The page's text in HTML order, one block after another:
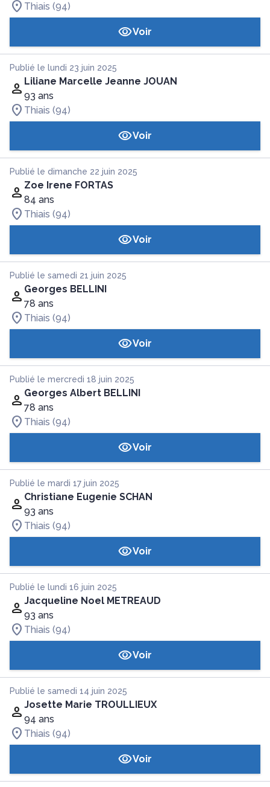
Thiais (94)
Voir
Publié le lundi 23 juin 2025
Liliane Marcelle Jeanne JOUAN
93 ans
Thiais (94)
Voir
Publié le dimanche 22 juin 2025
Zoe Irene FORTAS
84 ans
Thiais (94)
Voir
Publié le samedi 21 juin 2025
Georges BELLINI
78 ans
Thiais (94)
Voir
Publié le mercredi 18 juin 2025
Georges Albert BELLINI
78 ans
Thiais (94)
Voir
Publié le mardi 17 juin 2025
Christiane Eugenie SCHAN
93 ans
Thiais (94)
Voir
Publié le lundi 16 juin 2025
Jacqueline Noel METREAUD
93 ans
Thiais (94)
Voir
Publié le samedi 14 juin 2025
Josette Marie TROULLIEUX
94 ans
Thiais (94)
Voir